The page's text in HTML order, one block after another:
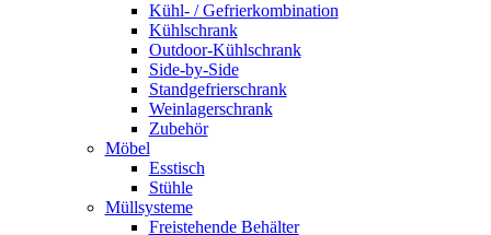
Kühl- / Gefrierkombination
Kühlschrank
Outdoor-Kühlschrank
Side-by-Side
Standgefrierschrank
Weinlagerschrank
Zubehör
Möbel
Esstisch
Stühle
Müllsysteme
Freistehende Behälter